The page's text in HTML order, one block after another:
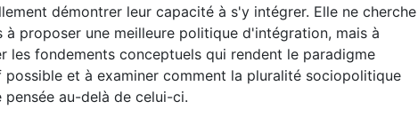
démontrer leur capacité à s'y intégrer. Elle ne cherche
à proposer une meilleure politique d'intégration, mais à
les fondements conceptuels qui rendent le paradigme
possible et à examiner comment la pluralité sociopolitique
pensée au-delà de celui-ci.